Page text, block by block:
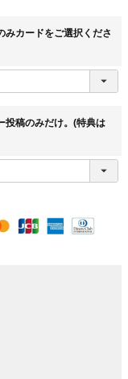
みカードをご選択くださ
投稿のみだけ。(特典は